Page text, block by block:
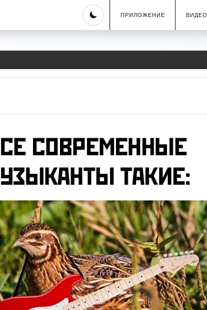
Skip
ПРИЛОЖЕНИЕ ВИДЕО